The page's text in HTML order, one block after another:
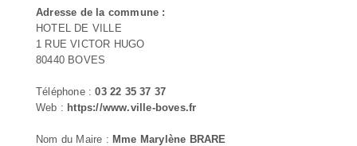
Adresse de la commune :
HOTEL DE VILLE
1 RUE VICTOR HUGO
80440 BOVES
Téléphone :03 22 35 37 37
Web : https://www.ville-boves.fr
Nom du Maire : Mme Marylène BRARE